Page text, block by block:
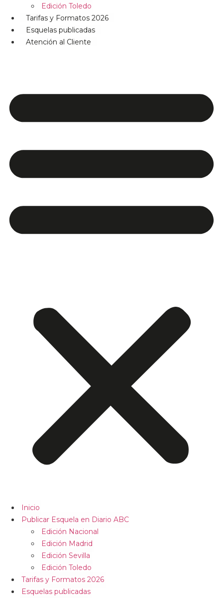
Edición Toledo
Tarifas y Formatos 2026
Esquelas publicadas
Atención al Cliente
Inicio
Publicar Esquela en Diario ABC
Edición Nacional
Edición Madrid
Edición Sevilla
Edición Toledo
Tarifas y Formatos 2026
Esquelas publicadas